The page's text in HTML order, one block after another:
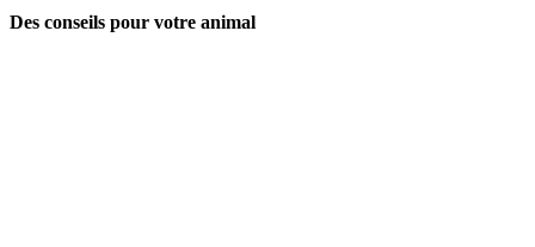
Des conseils pour votre animal